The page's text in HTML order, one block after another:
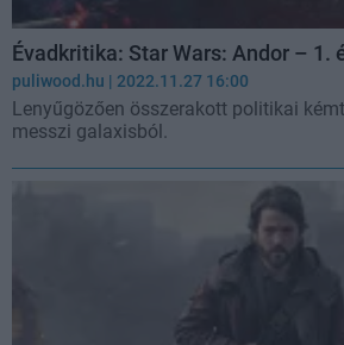
Évadkritika: Star Wars: Andor – 1.
puliwood.hu | 2022.11.27 16:00
Lenyűgözően összerakott politikai
messzi galaxisból.